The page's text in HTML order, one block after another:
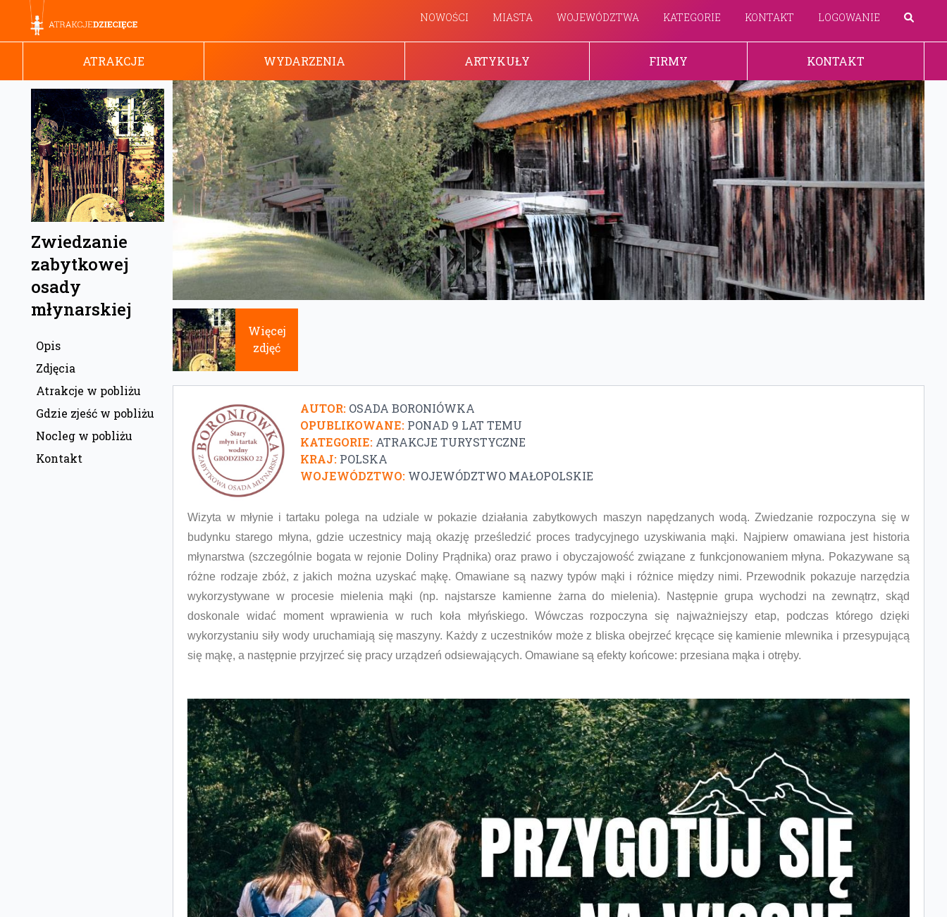
NOWOŚCI MIASTA WOJEWÓDZTWA KATEGORIE KONTAKT LOGOWANIE
ATRAKCJE WYDARZENIA ARTYKUŁY FIRMY KONTAKT
Zwiedzanie
zabytkowej
osady
młynarskiej
Opis
Zdjęcia
Atrakcje w pobliżu
Gdzie zjeść w pobliżu
Nocleg w pobliżu
Kontakt
Więcej
zdjęć
AUTOR: OSADA BORONIÓWKA
OPUBLIKOWANE: PONAD 9 LAT TEMU
KATEGORIE: ATRAKCJE TURYSTYCZNE
KRAJ: POLSKA
WOJEWÓDZTWO: WOJEWÓDZTWO MAŁOPOLSKIE
Wizyta w młynie i tartaku polega na udziale w pokazie działania zabytkowych maszyn napędzanych wodą. Zwiedzanie rozpoczyna się w
budynku starego młyna, gdzie uczestnicy mają okazję prześledzić proces tradycyjnego uzyskiwania mąki. Najpierw omawiana jest historia
młynarstwa (szczególnie bogata w rejonie Doliny Prądnika) oraz prawo i obyczajowość związane z funkcjonowaniem młyna. Pokazywane są
różne rodzaje zbóż, z jakich można uzyskać mąkę. Omawiane są nazwy typów mąki i różnice między nimi. Przewodnik pokazuje narzędzia
wykorzystywane w procesie mielenia mąki (np. najstarsze kamienne żarna do mielenia). Następnie grupa wychodzi na zewnątrz, skąd
doskonale widać moment wprawienia w ruch koła młyńskiego. Wówczas rozpoczyna się najważniejszy etap, podczas którego dzięki
wykorzystaniu siły wody uruchamiają się maszyny. Każdy z uczestników może z bliska obejrzeć kręcące się kamienie mlewnika i przesypującą
się mąkę, a następnie przyjrzeć się pracy urządzeń odsiewających. Omawiane są efekty końcowe: przesiana mąka i otręby.